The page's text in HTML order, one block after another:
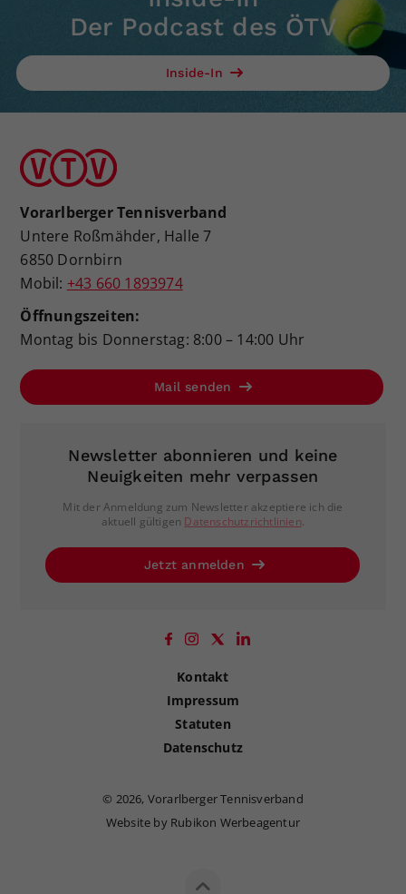
Der Podcast des ÖTV
Inside-In
Vorarlberger Tennisverband
Untere Roßmähder, Halle 7
6850 Dornbirn
Mobil: +43 660 1893974
Öffnungszeiten:
Montag bis Donnerstag: 8:00 – 14:00 Uhr
Mail senden
Newsletter abonnieren und keine
Neuigkeiten mehr verpassen
Mit der Anmeldung zum Newsletter akzeptiere ich die
aktuell gültigen Datenschutzrichtlinien.
Jetzt anmelden
Kontakt
Impressum
Statuten
Datenschutz
© 2026, Vorarlberger Tennisverband
Website by Rubikon Werbeagentur